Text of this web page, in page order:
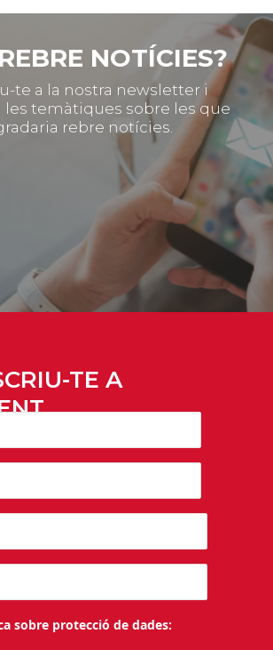
NOTÍCIES?
te a la nostra newsletter i
les temàtiques sobre les que
rebre notícies.
TE A
sobre protecció de dades: